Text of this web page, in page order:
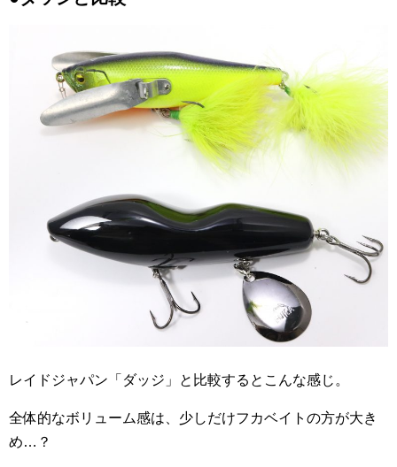
レイドジャパン「ダッジ」と比較するとこんな感じ。
全体的なボリューム感は、少しだけフカベイトの方が大き
め…？